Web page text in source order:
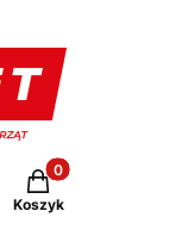
Produkty w
Koszyk